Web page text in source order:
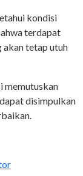
kondisi
terdapat
akan tetap utuh
memutuskan
disimpulkan